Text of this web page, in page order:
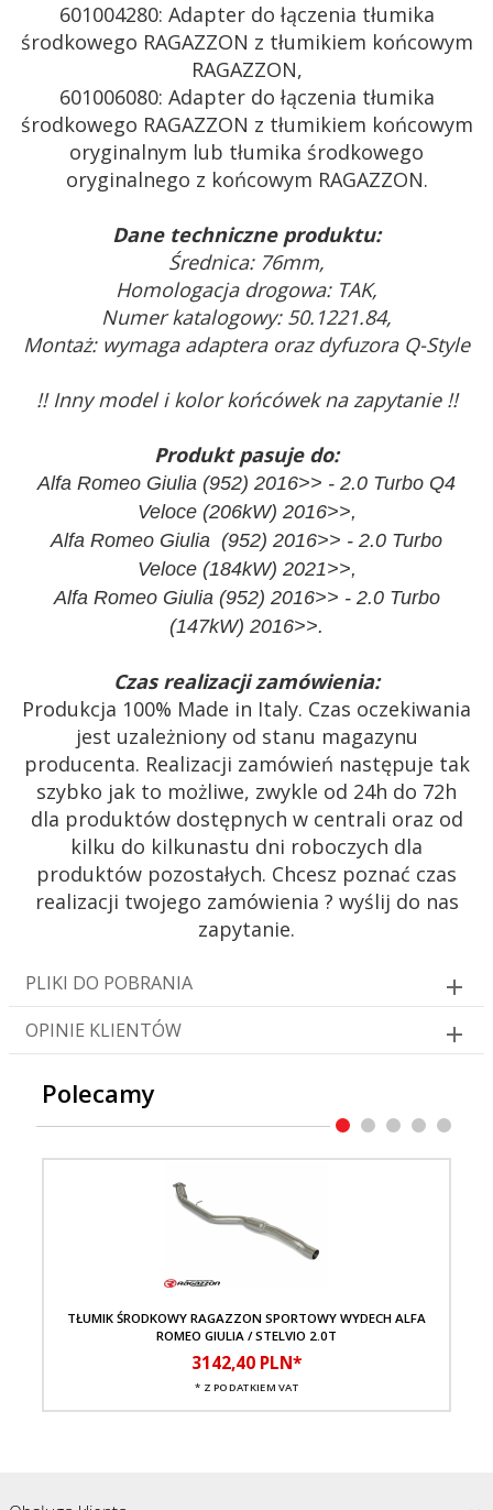
601004280: Adapter do łączenia tłumika
środkowego RAGAZZON z tłumikiem końcowym
RAGAZZON,
601006080: Adapter do łączenia tłumika
środkowego RAGAZZON z tłumikiem końcowym
oryginalnym lub tłumika środkowego
oryginalnego z końcowym RAGAZZON.
Dane techniczne produktu:
Średnica: 76mm,
Homologacja drogowa: TAK,
Numer katalogowy: 50.1221.84,
Montaż: wymaga adaptera oraz dyfuzora Q-Style
!! Inny model i kolor końcówek na zapytanie !!
Produkt pasuje do:
Alfa Romeo Giulia (952) 2016>> - 2.0 Turbo Q4
Veloce (206kW) 2016>>,
Alfa Romeo Giulia (952) 2016>> - 2.0 Turbo
Veloce (184kW) 2021>>,
Alfa Romeo Giulia (952) 2016>> - 2.0 Turbo
(147kW) 2016>>.
Czas realizacji zamówienia:
Produkcja 100% Made in Italy. Czas oczekiwania
jest uzależniony od stanu magazynu
producenta. Realizacji zamówień następuje tak
szybko jak to możliwe, zwykle od 24h do 72h
dla produktów dostępnych w centrali oraz od
kilku do kilkunastu dni roboczych dla
produktów pozostałych. Chcesz poznać czas
realizacji twojego zamówienia ? wyślij do nas
zapytanie.
PLIKI DO POBRANIA
OPINIE KLIENTÓW
Polecamy
TŁUMIK ŚRODKOWY RAGAZZON SPORTOWY WYDECH ALFA
ROMEO GIULIA / STELVIO 2.0T
3142,40 PLN*
* Z PODATKIEM VAT